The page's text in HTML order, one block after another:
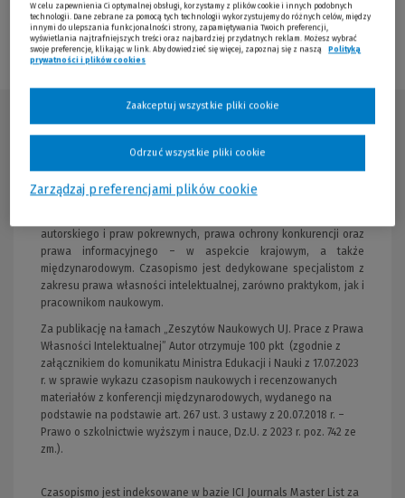
Sprawdź
Opis publikacji
przez Wolters Kluwer Polska SA i ukazuje się regularnie pod
koniec ostatniego miesiąca danego kwartału. Na jego łamach są
autorskiego i praw pokrewnych, prawa ochrony konkurencji oraz
prawa informacyjnego – w aspekcie krajowym, a także
międzynarodowym. Czasopismo jest dedykowane specjalistom z
zakresu prawa własności intelektualnej, zarówno praktykom, jak i
pracownikom naukowym.
Za publikację na łamach „Zeszytów Naukowych UJ. Prace z Prawa
Własności Intelektualnej” Autor otrzymuje 100 pkt (zgodnie z
załącznikiem do komunikatu Ministra Edukacji i Nauki z 17.07.2023
r. w sprawie wykazu czasopism naukowych i recenzowanych
materiałów z konferencji międzynarodowych, wydanego na
podstawie na podstawie art. 267 ust. 3 ustawy z 20.07.2018 r. –
Prawo o szkolnictwie wyższym i nauce, Dz.U. z 2023 r. poz. 742 ze
zm.).
Czasopismo jest indeksowane w bazie ICI Journals Master List za
W celu zapewnienia Ci optymalnej obsługi, korzystamy z plików cookie i innych podobnych
technologii. Dane zebrane za pomocą tych technologii wykorzystujemy do różnych celów, między
innymi do ulepszania funkcjonalności strony, zapamiętywania Twoich preferencji,
wyświetlania najtrafniejszych treści oraz najbardziej przydatnych reklam. Możesz wybrać
swoje preferencje, klikając w link. Aby dowiedzieć się więcej, zapoznaj się z naszą
Polityką
prywatności i plików cookies
Zarządzaj preferencjami plików cookie
Odrzuć wszystkie pliki cookie
Zaakceptuj wszystkie pliki cookie